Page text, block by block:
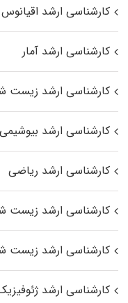
کارشناسی ارشد
کارشناسی ارشد آمار
کارشناسی ارشد زیست
کارشناسی ارشد بیوشیمی
کارشناسی ارشد ریاضی
کارشناسی ارشد زیست‌
کارشناسی ارشد زیست‌
کارشناسی ارشد